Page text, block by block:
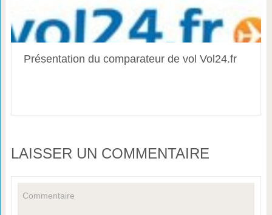
Présentation du comparateur de vol Vol24.fr
LAISSER UN COMMENTAIRE